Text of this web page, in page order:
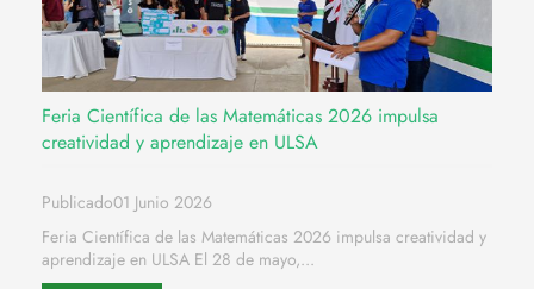
Feria Científica de las Matemáticas 2026 impulsa
creatividad y aprendizaje en ULSA
Publicado01 Junio 2026
Feria Científica de las Matemáticas 2026 impulsa creatividad y
aprendizaje en ULSA El 28 de mayo,...